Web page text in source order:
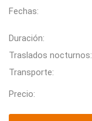
Fechas:
Duración:
Traslados nocturnos:
Transporte:
Precio: